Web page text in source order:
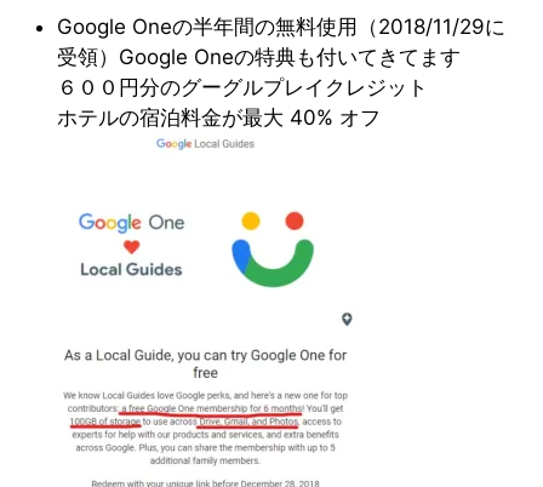
Google Oneの半年間の無料使用（2018/11/29に
受領）Google Oneの特典も付いてきてます
６００円分のグーグルプレイクレジット
ホテルの宿泊料金が最大 40% オフ